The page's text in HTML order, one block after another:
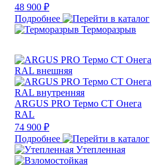
48 900 ₽
Подробнее
Терморазрыв
ARGUS PRO Термо СТ Онега
RAL
74 900 ₽
Подробнее
Утепленная